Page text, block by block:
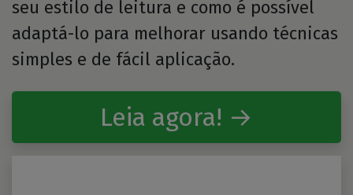
seu estilo de leitura e como é possível
adaptá-lo para melhorar usando técnicas
simples e de fácil aplicação.
Leia agora! →